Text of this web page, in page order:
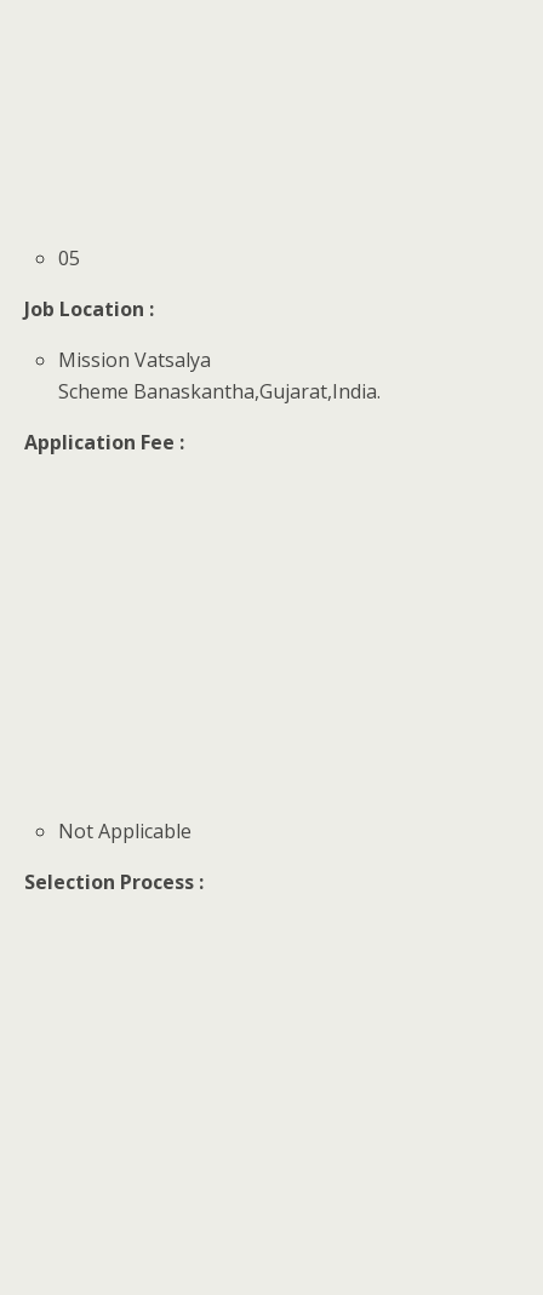
05
Job Location :
Mission Vatsalya
Scheme Banaskantha,Gujarat,India.
Application Fee :
Not Applicable
Selection Process :